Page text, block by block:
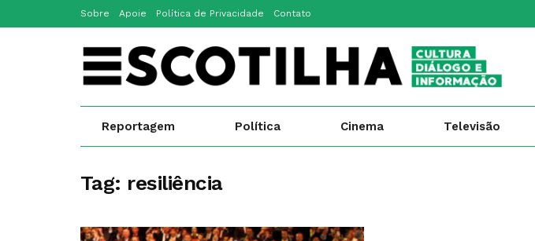
Sobre Apoie Política de Privacidade Contato
Reportagem Política Cinema Televisão
Tag: resiliência